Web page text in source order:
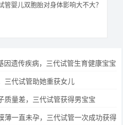
管婴儿双胞胎对身体影响大不大？
因遗传疾病，三代试管生育健康宝宝
三代试管助她重获女儿
质量差，三代试管获得男宝宝
薄一直未孕，三代试管一次成功获得